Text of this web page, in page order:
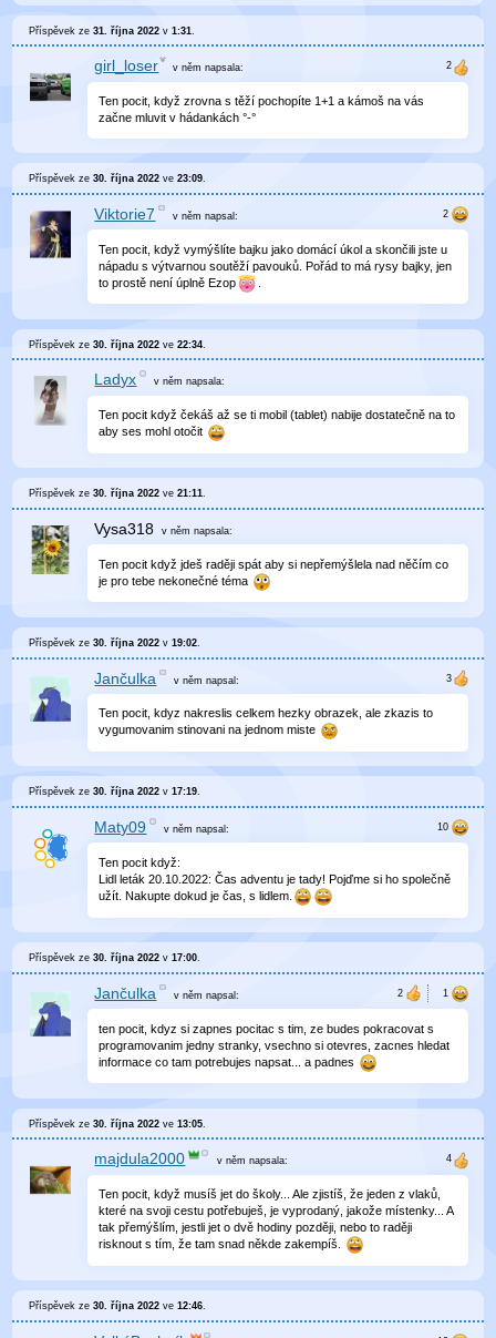
Příspěvek ze31. října 2022 v1:31
girl_loser v něm napsala:
Ten pocit, když zrovna s těží pochopíte 1+1 a kámoš na vás
začne mluvit v hádankách °-°
Příspěvek ze30. října 2022 ve23:09.
Viktorie7 v němnapsal:
Ten pocit, když vymýšlíte bajku jako domácí úkol a skončili jste u
nápadu s výtvarnou soutěží pavouků. Pořád to má rysy bajky, jen
to prostě není úplně Ezop
Příspěvek ze30. října 2022 ve22:34
Ladyx v němnapsala:
Ten pocit když čekáš až se ti mobil (tablet) nabije dostatečně na to
aby ses mohl otočit
Příspěvek ze30. října 2022 ve21:11.
Vysa318 v něm napsala:
Ten pocit když jdeš raději spát aby si nepřemýšlela nad něčím co
je pro tebe nekonečné téma
Příspěvek ze30. října 2022 v19:02
Jančulka v němnapsal:
Ten pocit, kdyz nakreslis celkem hezky obrazek, ale zkazis to
vygumovanim stinovani na jednom miste
Příspěvek ze30. října 2022 v17:19.
Maty09 v němnapsal:
Ten pocit když:
Lidl leták 20.10.2022: Čas adventu je tady! Pojďme si ho společně
užít. Nakupte dokud je čas, s lidlem.
Příspěvek ze30. října 2022 v17:00.
Jančulka v němnapsal:
ten pocit, kdyz si zapnes pocitac s tim, ze budes pokracovat s
programovanim jedny stranky, vsechno si otevres, zacnes hledat
informace co tam potrebujes napsat... a padnes
Příspěvek ze30. října 2022 ve13:05
majdula2000 v něm napsala:
Ten pocit, když musíš jet do školy... Ale zjistíš, že jeden z vlaků,
které na svoji cestu potřebuješ, je vyprodaný, jakože místenky... A
tak přemýšlím, jestli jet o dvě hodiny později, nebo to raději
risknout s tím, že tam snad někde zakempíš.
Příspěvek ze30. října 2022 ve12:46.